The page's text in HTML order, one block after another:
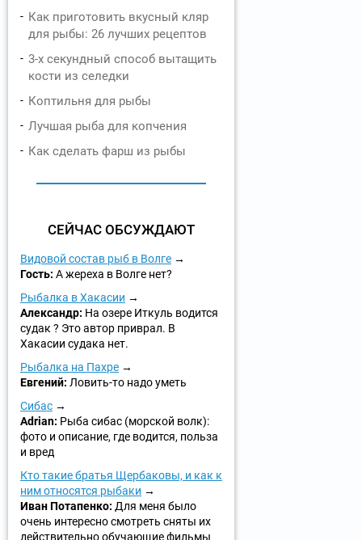
Как приготовить вкусный кляр
для рыбы: 26 лучших рецептов
3-х секундный способ вытащить
кости из селедки
Коптильня для рыбы
Лучшая рыба для копчения
Как сделать фарш из рыбы
СЕЙЧАС ОБСУЖДАЮТ
Видовой состав рыб в Волге
Гость: А жереха в Волге нет?
Рыбалка в Хакасии
Александр: На озере Иткуль водится
судак ? Это автор приврал. В
Хакасии судака нет.
Рыбалка на Пахре
Евгений: Ловить-то надо уметь
Сибас
Adrian: Рыба сибас (морской волк):
фото и описание, где водится, польза
и вред
Кто такие братья Щербаковы, и как к
ним относятся рыбаки
Иван Потапенко: Для меня было
очень интересно смотреть сняты их
действительно обучающие фильмы